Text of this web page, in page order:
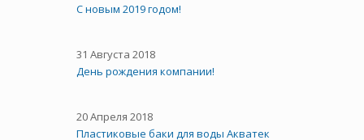
С новым 2019 годом!
31 Августа 2018
День рождения компании!
20 Апреля 2018
Пластиковые баки для воды Акватек